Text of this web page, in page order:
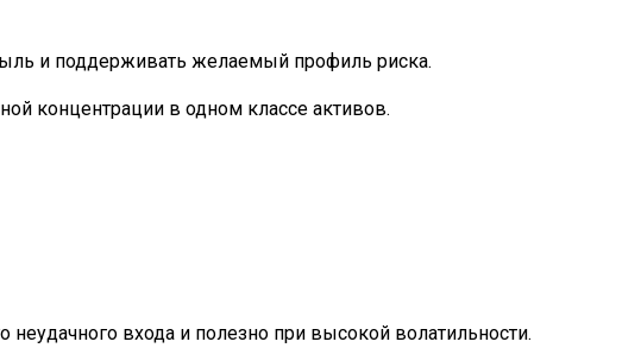
и поддерживать желаемый профиль риска.
концентрации в одном классе активов.
входа и полезно при высокой волатильности.